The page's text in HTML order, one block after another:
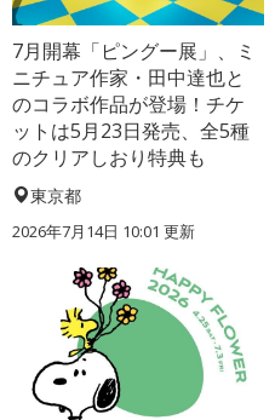
7月開幕「ピングー展」、ミ
ニチュア作家・田中達也と
のコラボ作品が登場！チケ
ットは5月23日発売、全5種
のクリアしおり特典も
東京都
2026年7月14日 10:01 更新